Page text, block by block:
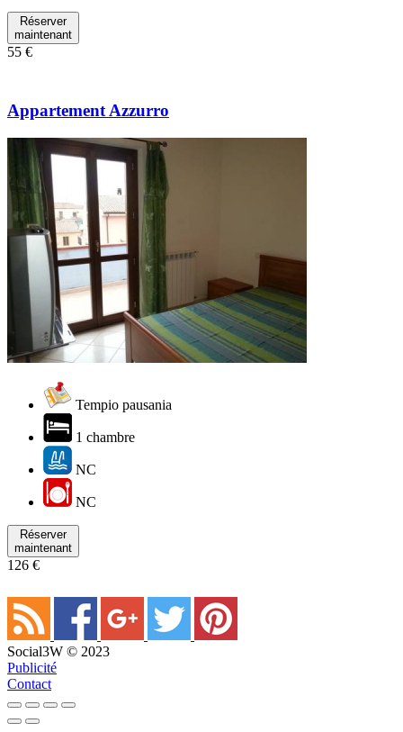
Réserver
maintenant
55 €
Appartement Azzurro
Tempio pausania
1 chambre
NC
NC
Réserver
maintenant
126 €
Social3W © 2023
Publicité
Contact